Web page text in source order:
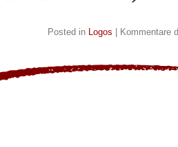
Posted in Logos Kommentare